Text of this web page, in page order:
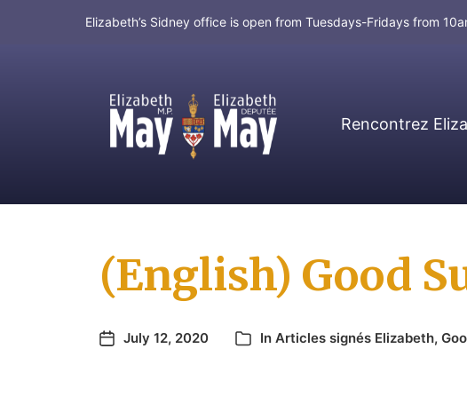
Elizabeth’s Sidney office is open from Tuesdays-Fridays from
MP for Saanich and Gulf Islands Rencontrez
(English) Good
July 12, 2020 In Articles signés Elizabeth,